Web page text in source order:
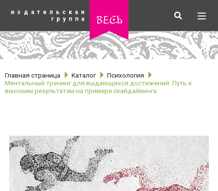
основному
издательская
группа
весь Искать
рубрики
Главная страница Каталог
Психология
Ментальный тренинг для выдающихся достижений. Путь к
высоким результатам на примере скайдайвинга